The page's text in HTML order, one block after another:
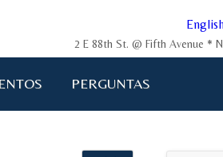
2 E 88th St. @ Fifth Avenue *
PERGUNTAS